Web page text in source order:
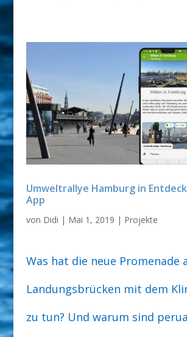
Umweltrallye Hamburg in
App
von Didi | Mai 1, 2019 | Projekte
Was hat die neue Promenade
Landungsbrücken mit dem
zu tun? Und warum sind